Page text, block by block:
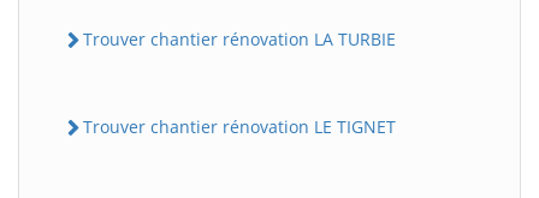
Trouver chantier rénovation LA TURBIE
Trouver chantier rénovation LE TIGNET